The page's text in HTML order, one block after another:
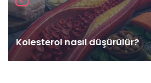
Kolesterol nasıl düşürülür?